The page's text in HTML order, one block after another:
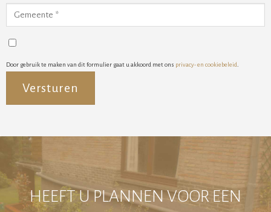
Door gebruik te maken van dit formulier gaat u akkoord met ons privacy- en cookiebeleid
HEEFT U PLANNEN VOOR EEN